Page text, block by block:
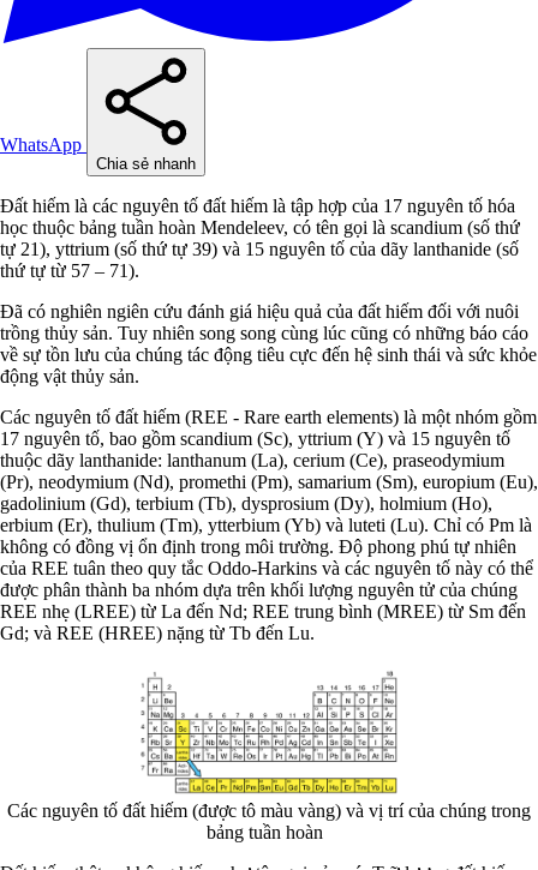
WhatsApp
Chia sẻ nhanh
Đất hiếm là các nguyên tố đất hiếm là tập hợp của 17 nguyên tố hóa
học thuộc bảng tuần hoàn Mendeleev, có tên gọi là scandium (số thứ
tự 21), yttrium (số thứ tự 39) và 15 nguyên tố của dãy lanthanide (số
thứ tự từ 57 – 71).
Đã có nghiên ngiên cứu đánh giá hiệu quả của đất hiếm đối với nuôi
trồng thủy sản. Tuy nhiên song song cùng lúc cũng có những báo cáo
về sự tồn lưu của chúng tác động tiêu cực đến hệ sinh thái và sức khỏe
động vật thủy sản.
Các nguyên tố đất hiếm (REE - Rare earth elements) là một nhóm gồm
17 nguyên tố, bao gồm scandium (Sc), yttrium (Y) và 15 nguyên tố
thuộc dãy lanthanide: lanthanum (La), cerium (Ce), praseodymium
(Pr), neodymium (Nd), promethi (Pm), samarium (Sm), europium (Eu),
gadolinium (Gd), terbium (Tb), dysprosium (Dy), holmium (Ho),
erbium (Er), thulium (Tm), ytterbium (Yb) và luteti (Lu). Chỉ có Pm là
không có đồng vị ổn định trong môi trường. Độ phong phú tự nhiên
của REE tuân theo quy tắc Oddo-Harkins và các nguyên tố này có thể
được phân thành ba nhóm dựa trên khối lượng nguyên tử của chúng
REE nhẹ (LREE) từ La đến Nd; REE trung bình (MREE) từ Sm đến
Gd; và REE (HREE) nặng từ Tb đến Lu.
Các nguyên tố đất hiếm (được tô màu vàng) và vị trí của chúng trong
bảng tuần hoàn